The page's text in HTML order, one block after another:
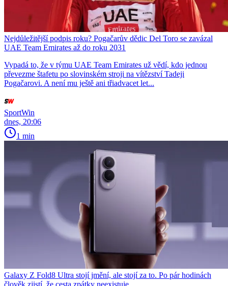
Nejdůležitější podpis roku? Pogačarův dědic Del Toro se zavázal
UAE Team Emirates až do roku 2031
Vypadá to, že v týmu UAE Team Emirates už vědí, kdo jednou
převezme štafetu po slovinském stroji na vítězství Tadeji
Pogačarovi. A není mu ještě ani třiadvacet let...
SportWin
dnes, 20:06
1 min
Galaxy Z Fold8 Ultra stojí jmění, ale stojí za to. Po pár hodinách